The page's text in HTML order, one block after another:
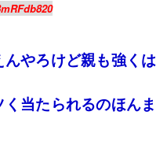
やろけど親も強くは
当たられるのほんま